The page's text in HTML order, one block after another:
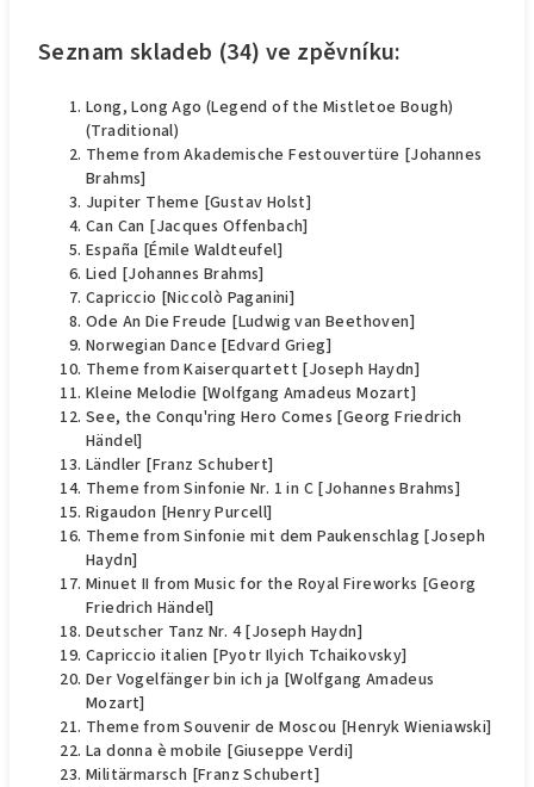
Seznam skladeb (34) ve zpěvníku:
Long, Long Ago (Legend of the Mistletoe Bough)
(Traditional)
Theme from Akademische Festouvertüre [Johannes
Brahms]
Jupiter Theme [Gustav Holst]
Can Can [Jacques Offenbach]
España [Émile Waldteufel]
Lied [Johannes Brahms]
Capriccio [Niccolò Paganini]
Ode An Die Freude [Ludwig van Beethoven]
Norwegian Dance [Edvard Grieg]
Theme from Kaiserquartett [Joseph Haydn]
Kleine Melodie [Wolfgang Amadeus Mozart]
See, the Conqu'ring Hero Comes [Georg Friedrich
Händel]
Ländler [Franz Schubert]
Theme from Sinfonie Nr. 1 in C [Johannes Brahms]
Rigaudon [Henry Purcell]
Theme from Sinfonie mit dem Paukenschlag [Joseph
Haydn]
Minuet II from Music for the Royal Fireworks [Georg
Friedrich Händel]
Deutscher Tanz Nr. 4 [Joseph Haydn]
Capriccio italien [Pyotr Ilyich Tchaikovsky]
Der Vogelfänger bin ich ja [Wolfgang Amadeus
Mozart]
Theme from Souvenir de Moscou [Henryk Wieniawski]
La donna è mobile [Giuseppe Verdi]
Militärmarsch [Franz Schubert]